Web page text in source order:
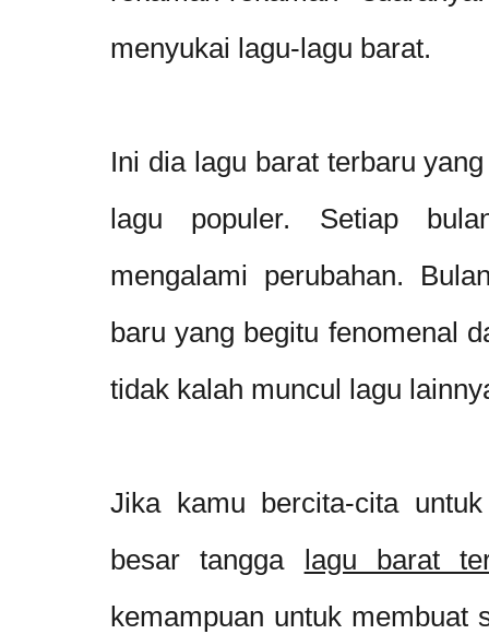
menyukai lagu-lagu barat.
Ini dia lagu barat terbaru
lagu populer. Setiap
mengalami perubahan.
baru yang begitu fenomenal
tidak kalah muncul lagu
Jika kamu bercita-cita
besar tangga lagu barat
kemampuan untuk membuat